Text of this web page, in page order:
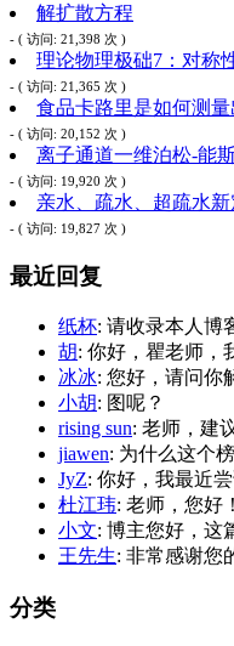
解扩散方程
- ( 访问: 21,398 次 )
理论物理极础7：对称
- ( 访问: 21,365 次 )
食品卡路里是如何测量
- ( 访问: 20,152 次 )
离子通道一维泊松-能
- ( 访问: 19,920 次 )
亲水、疏水、超疏水新
- ( 访问: 19,827 次 )
最近回复
纸杯: 请收录本人博
胡: 你好，瞿老师，
冰冰: 您好，请问你
小胡: 图呢？
rising sun: 老师，建
jiawen: 为什么这个
JyZ: 你好，我最近
杜江玮: 老师，您好
小文: 博主您好，这
王先生: 非常感谢您
分类